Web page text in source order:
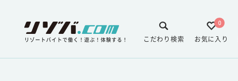
リゾートバイトで働く！遊ぶ！体験する！
0
お気に入り
こだわり検索